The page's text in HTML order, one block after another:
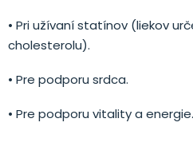
• Pri užívaní statínov (liekov
cholesterolu).
• Pre podporu srdca.
• Pre podporu vitality a energie.